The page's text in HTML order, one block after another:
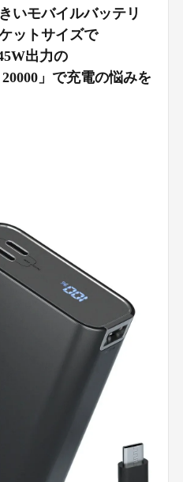
いモバイルバッテリ
ットサイズで
出力の
20000」で充電の悩みを